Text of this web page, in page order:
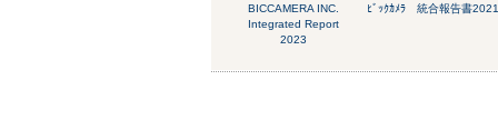
BICCAMERA INC.
Integrated Report
2023
ﾋﾞｯｸｶﾒﾗ 統合報告書2021